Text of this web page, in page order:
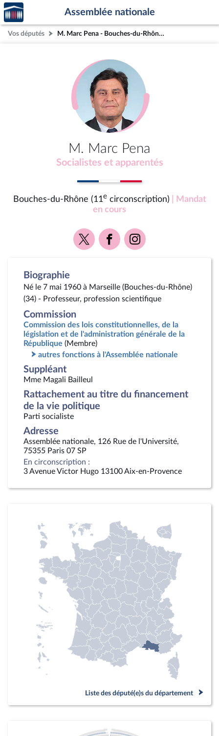
Aller au contenu
Aller en bas de la page
Accèder
à la
page
d'accueil
Assemblée nationale
Vos députés M. Marc Pena - Bouches-du-Rhône (11e circonscription)
M. Marc Pena
Socialistes et apparentés
Bouches-du-Rhône (11ecirconscription)
| Mandat
en cours
Voir
la
Voir
la
Voir
la
Biographie
Né le 7 mai 1960 à Marseille (Bouches-du-Rhône)
(34) - Professeur, profession scientifique
Commission
Commission des lois constitutionnelles, de la
législation et de l'administration générale de la
République (Membre)
autres fonctions à l'Assemblée nationale
Suppléant
Mme Magali Bailleul
Rattachement au titre du financement
de la vie politique
Parti socialiste
Adresse
Assemblée nationale, 126 Rue de l'Université,
75355 Paris 07 SP
En circonscription :
3 Avenue Victor Hugo 13100 Aix-en-Provence
Liste des député(e)s du département